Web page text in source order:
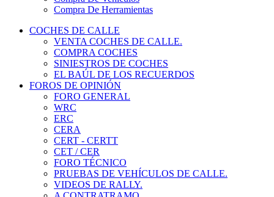
COCHES DE CALLE
VENTA COCHES DE CALLE.
COMPRA COCHES
SINIESTROS DE COCHES
EL BAÚL DE LOS RECUERDOS
FOROS DE OPINIÓN
FORO GENERAL
WRC
ERC
CERA
CERT - CERTT
CET / CER
FORO TÉCNICO
PRUEBAS DE VEHÍCULOS DE CALLE.
VIDEOS DE RALLY.
A CONTRATRAMO
TIENDA ONLINE